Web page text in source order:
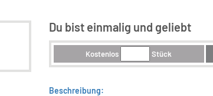
Du bist einmalig und geliebt
Kostenlos Stück
Beschreibung: